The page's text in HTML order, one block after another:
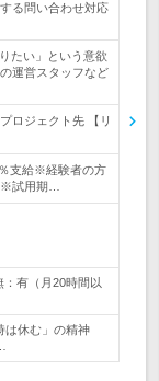
る問い合わせ対応
たい」という意欲
運営スタッフなど
ロジェクト先 【リ
支給※経験者の方
※試用期…
有（月20時間以
は休む」の精神